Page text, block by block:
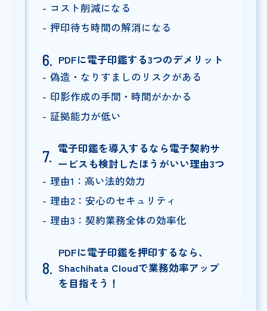
コスト削減になる
押印待ち時間の解消になる
PDFに電子印鑑する3つのデメリット
偽造・なりすましのリスクがある
印影作成の手間・時間がかかる
証拠能力が低い
電子印鑑を導入するなら電子契約サ
ービスも検討したほうがいい理由3つ
理由1：高い法的効力
理由2：安心のセキュリティ
理由3：契約業務全体の効率化
PDFに電子印鑑を押印するなら、
Shachihata Cloudで業務効率アップ
を目指そう！